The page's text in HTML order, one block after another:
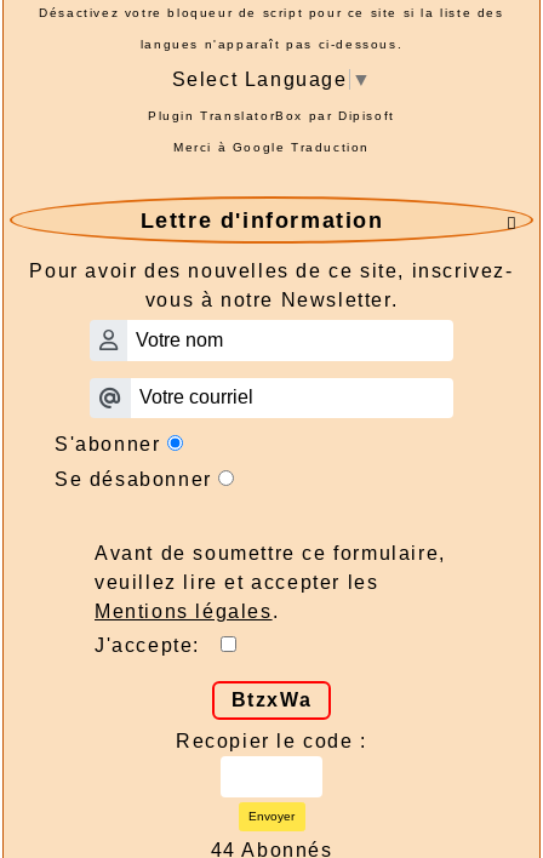
Désactivez votre bloqueur de script pour ce site si la liste des
langues n'apparaît pas ci-dessous.
Select Language ▼
Plugin TranslatorBox parDipisoft
Merci à Google Traduction

Lettre d'information
Pour avoir des nouvelles de ce site, inscrivez-
vous à notre Newsletter.
S'abonner
Se désabonner
Avant de soumettre ce formulaire,
veuillez lire et accepter les
Mentions légales.
J'accepte:
BtzxWa
Recopier le code :
Envoyer
44 Abonnés